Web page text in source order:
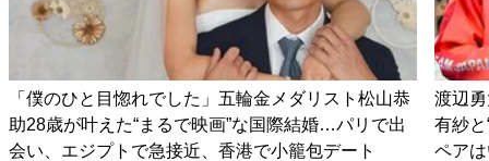
「僕のひと目惚れでした」五輪金メダリスト松山恭
助28歳が叶えた“まるで映画”な国際結婚…パリで出
会い、エジプトで急接近、香港で小籠包デート
渡辺
有紗
ペア